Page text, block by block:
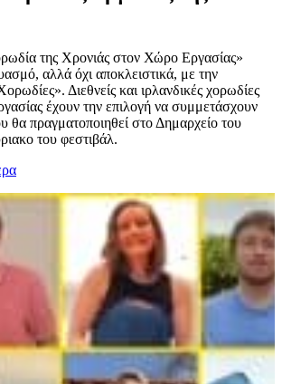
της Χρονιάς στον Χώρο Εργασίας»
αλλά όχι αποκλειστικά, με την
Διεθνείς και ιρλανδικές χορωδίες
έχουν την επιλογή να συμμετάσχουν
θα πραγματοποιηθεί στο Δημαρχείο του
του φεστιβάλ.